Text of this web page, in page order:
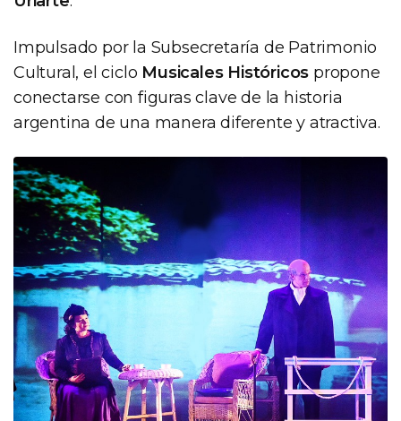
Impulsado por la Subsecretaría de Patrimonio
Cultural, el ciclo Musicales Históricos propone
conectarse con figuras clave de la historia
argentina de una manera diferente y atractiva.